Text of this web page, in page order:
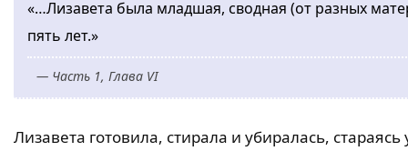
«…Лизавета была младшая, сводная (от разных
пять лет.»
— Часть 1, Глава VI
Лизавета готовила, стирала и убиралась,